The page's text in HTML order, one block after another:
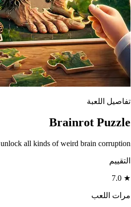
تفاصيل اللعبة
Brainrot Puzzle
unlock all kinds of weird brain corruption
التقييم
★
7.0
مرات اللعب